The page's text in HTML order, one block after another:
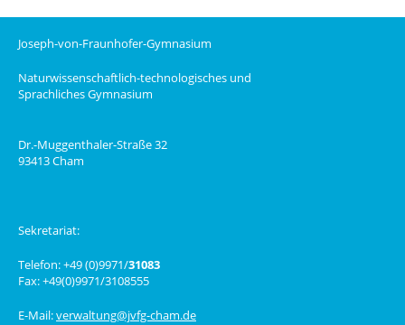
Joseph-von-Fraunhofer-Gymnasium
Naturwissenschaftlich-technologisches und
Sprachliches Gymnasium
Dr.-Muggenthaler-Straße 32
93413 Cham
Sekretariat:
Telefon: +49 (0)9971/31083
Fax: +49(0)9971/3108555
E-Mail:verwaltung@jvfg-cham.de